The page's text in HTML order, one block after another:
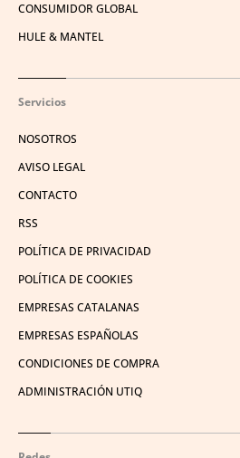
CONSUMIDOR GLOBAL
HULE & MANTEL
Servicios
NOSOTROS
AVISO LEGAL
CONTACTO
RSS
POLÍTICA DE PRIVACIDAD
POLÍTICA DE COOKIES
EMPRESAS CATALANAS
EMPRESAS ESPAÑOLAS
CONDICIONES DE COMPRA
ADMINISTRACIÓN UTIQ